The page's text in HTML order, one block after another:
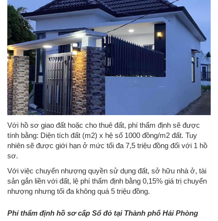
Với hồ sơ giao đất hoặc cho thuê đất, phí thẩm định sẽ được
tính bằng: Diện tích đất (m2) x hệ số 1000 đồng/m2 đất. Tuy
nhiên sẽ được giới hạn ở mức tối đa 7,5 triệu đồng đối với 1 hồ
sơ.
Với việc chuyển nhượng quyền sử dụng đất, sở hữu nhà ở, tài
sản gắn liền với đất, lệ phí thẩm định bằng 0,15% giá trị chuyển
nhượng nhưng tối đa không quá 5 triệu đồng.
Phí thẩm định hồ sơ cấp Sổ đỏ tại Thành phố Hải Phòng